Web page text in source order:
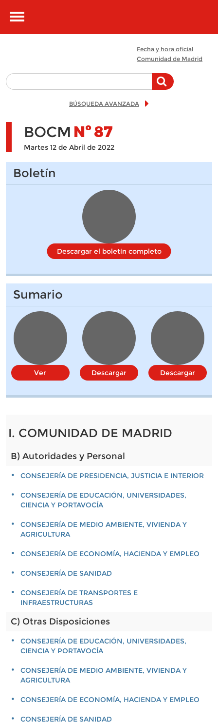
Toggle
Fecha y hora oficial
Comunidad de Madrid
BÚSQUEDA AVANZADA
BOCM Nº87
Martes 12 de Abril de 2022
Boletín
Descargar el boletín completo
Sumario
Ver Descargar Descargar
I. COMUNIDAD DE MADRID
B) Autoridades y Personal
CONSEJERÍA DE PRESIDENCIA, JUSTICIA E INTERIOR
CONSEJERÍA DE EDUCACIÓN, UNIVERSIDADES,
CIENCIA Y PORTAVOCÍA
CONSEJERÍA DE MEDIO AMBIENTE, VIVIENDA Y
AGRICULTURA
CONSEJERÍA DE ECONOMÍA, HACIENDA Y EMPLEO
CONSEJERÍA DE SANIDAD
CONSEJERÍA DE TRANSPORTES E
INFRAESTRUCTURAS
C) Otras Disposiciones
CONSEJERÍA DE EDUCACIÓN, UNIVERSIDADES,
CIENCIA Y PORTAVOCÍA
CONSEJERÍA DE MEDIO AMBIENTE, VIVIENDA Y
AGRICULTURA
CONSEJERÍA DE ECONOMÍA, HACIENDA Y EMPLEO
CONSEJERÍA DE SANIDAD